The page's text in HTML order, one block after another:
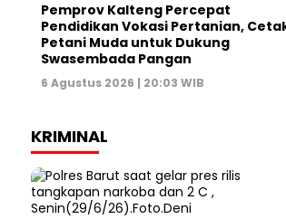
Pemprov Kalteng Percepat
Pendidikan Vokasi Pertanian,
Petani Muda untuk Dukung
Swasembada Pangan
6 Agustus 2026 | 20:03 WIB
KRIMINAL